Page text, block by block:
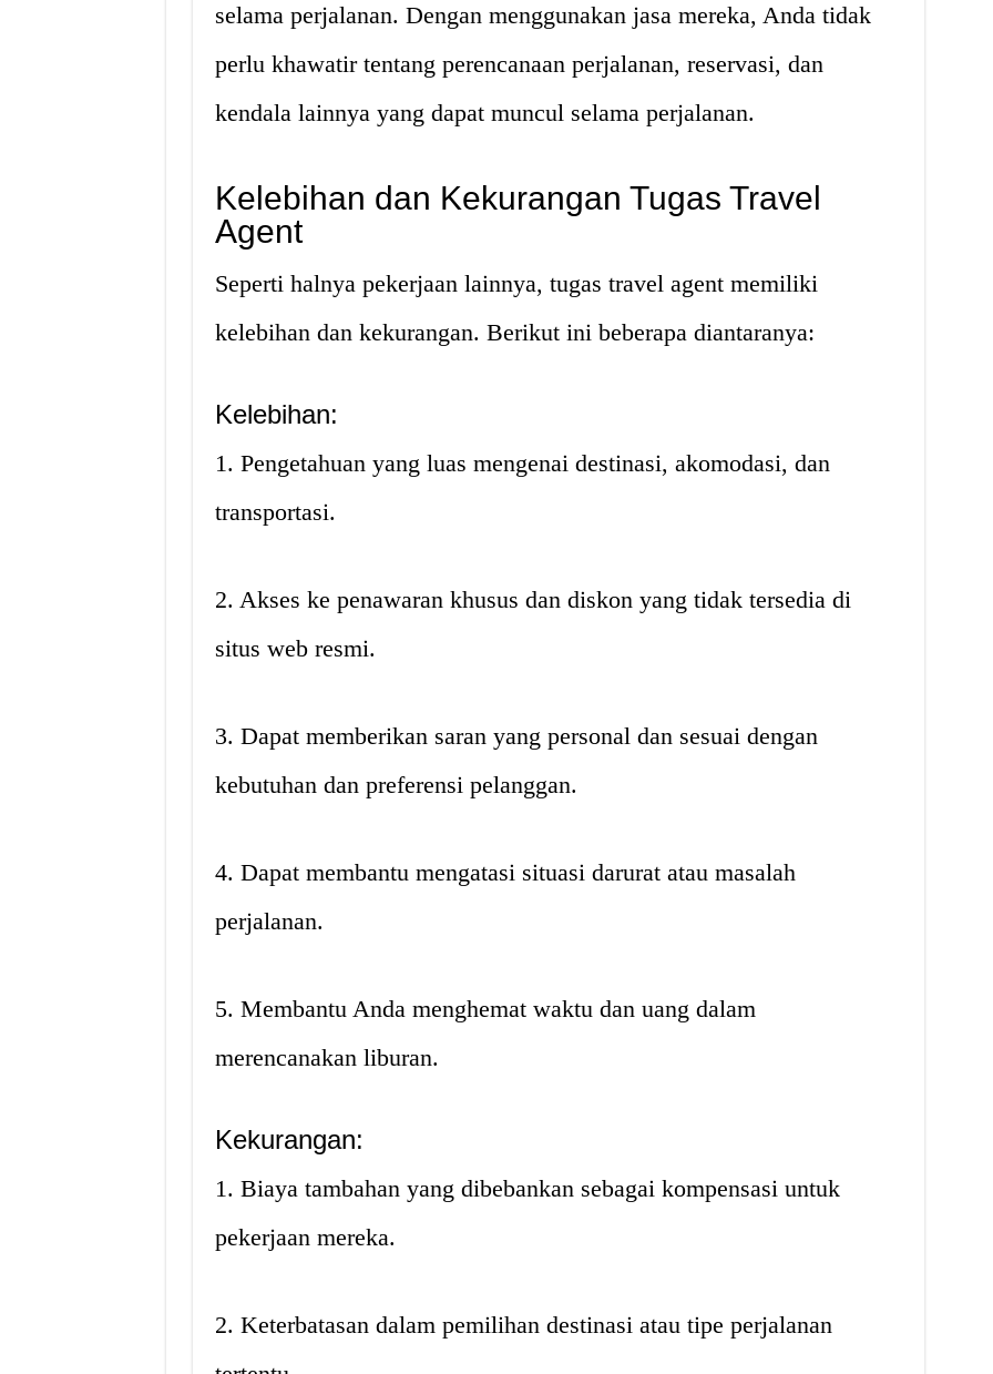
selama perjalanan. Dengan menggunakan jasa mereka, Anda tidak
perlu khawatir tentang perencanaan perjalanan, reservasi, dan
kendala lainnya yang dapat muncul selama perjalanan.
Kelebihan dan Kekurangan Tugas Travel
Agent
Seperti halnya pekerjaan lainnya, tugas travel agent memiliki
kelebihan dan kekurangan. Berikut ini beberapa diantaranya:
Kelebihan:
1. Pengetahuan yang luas mengenai destinasi, akomodasi, dan
transportasi.
2. Akses ke penawaran khusus dan diskon yang tidak tersedia di
situs web resmi.
3. Dapat memberikan saran yang personal dan sesuai dengan
kebutuhan dan preferensi pelanggan.
4. Dapat membantu mengatasi situasi darurat atau masalah
perjalanan.
5. Membantu Anda menghemat waktu dan uang dalam
merencanakan liburan.
Kekurangan:
1. Biaya tambahan yang dibebankan sebagai kompensasi untuk
pekerjaan mereka.
2. Keterbatasan dalam pemilihan destinasi atau tipe perjalanan